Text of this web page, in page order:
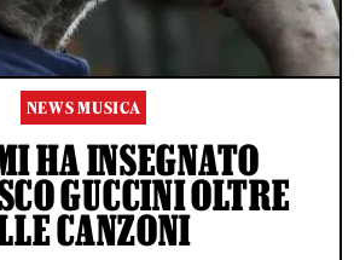
NEWS MUSICA
HA INSEGNATO
GUCCINI OLTRE
CANZONI